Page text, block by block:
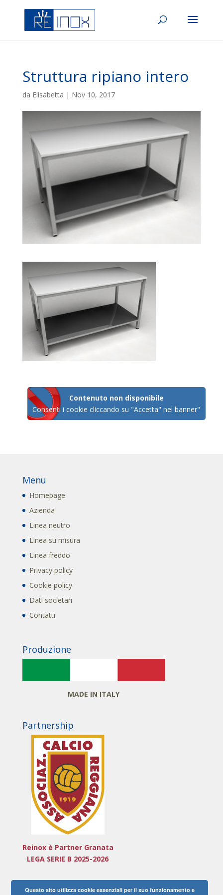
Struttura ripiano intero
da Elisabetta | Nov 10, 2017
Contenuto non disponibile
Consenti i cookie cliccando su "Accetta" nel banner"
Menu
Homepage
Azienda
Linea neutro
Linea su misura
Linea freddo
Privacy policy
Cookie policy
Dati societari
Contatti
Produzione
MADE IN ITALY
Partnership
Reinox è Partner Granata
LEGA SERIE B 2025-2026
Questo sito utilizza cookie essenziali per il suo funzionamento e